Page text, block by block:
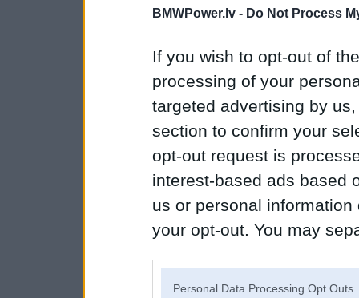
BMWPower.lv - Do Not Process
If you wish to opt-out of
processing of your
targeted advertising by
section to confirm your
opt-out request is
interest-based ads based
us or personal
your opt-out. You may
Personal Data Processing Opt Outs